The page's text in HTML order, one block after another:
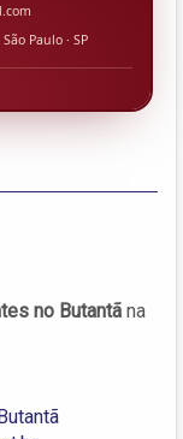
Paulo · SP
no Butantã na